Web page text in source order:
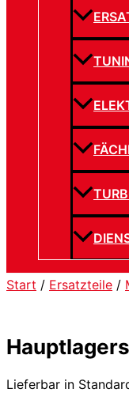
Start / Ersatzteile /
Lieferbar in